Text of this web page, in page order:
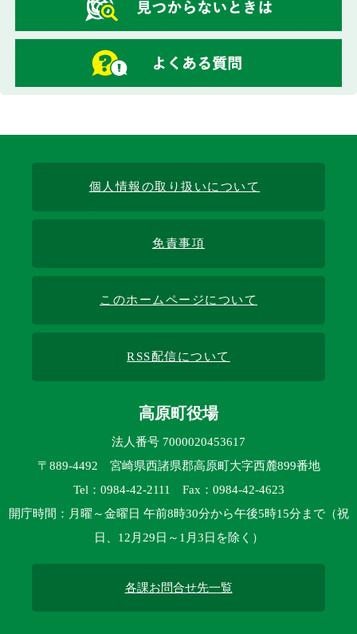
個人情報の取り扱いについて
免責事項
このホームページについて
RSS配信について
高原町役場
法人番号 7000020453617
〒889-4492 宮崎県西諸県郡高原町大字西麓899番地
Tel：0984-42-2111 Fax：0984-42-4623
開庁時間：月曜～金曜日 午前8時30分から午後5時15分まで（祝
日、12月29日～1月3日を除く）
各課お問合せ先一覧